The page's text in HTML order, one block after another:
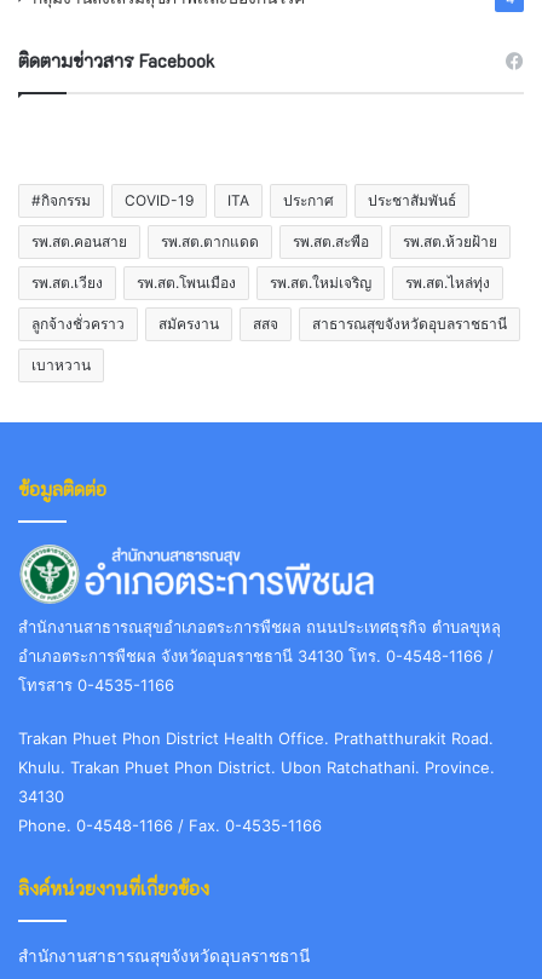
ติดตามข่าวสาร Facebook
#กิจกรรม COVID-19 ITA ประกาศ ประชาสัมพันธ์
รพ.สต.คอนสาย รพ.สต.ตากแดด รพ.สต.สะพือ รพ.สต.ห้วยฝ้าย
รพ.สต.เวียง รพ.สต.โพนเมือง รพ.สต.ใหม่เจริญ รพ.สต.ไหล่ทุ่ง
ลูกจ้างชั่วคราว สมัครงาน สสจ สาธารณสุขจังหวัดอุบลราชธานี
เบาหวาน
ข้อมูลติดต่อ
สำนักงานสาธารณสุขอำเภอตระการพืชผล ถนนประเทศธุรกิจ ตำบลขุหลุ
อำเภอตระการพืชผล จังหวัดอุบลราชธานี 34130 โทร. 0-4548-1166 /
โทรสาร 0-4535-1166
Trakan Phuet Phon District Health Office. Prathatthurakit Road.
Khulu. Trakan Phuet Phon District. Ubon Ratchathani. Province.
34130
Phone. 0-4548-1166 / Fax. 0-4535-1166
ลิงค์หน่วยงานที่เกี่ยวข้อง
สำนักงานสาธารณสุขจังหวัดอุบลราชธานี